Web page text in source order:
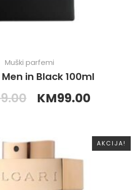
Muški parfemi
in Black 100ml
KM99.00
AKCIJA!